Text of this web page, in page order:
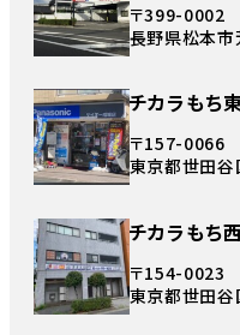
〒399-0002
長野県松本
チカラもち
〒157-0066
東京都世田
チカラもち
〒154-0023
東京都世田